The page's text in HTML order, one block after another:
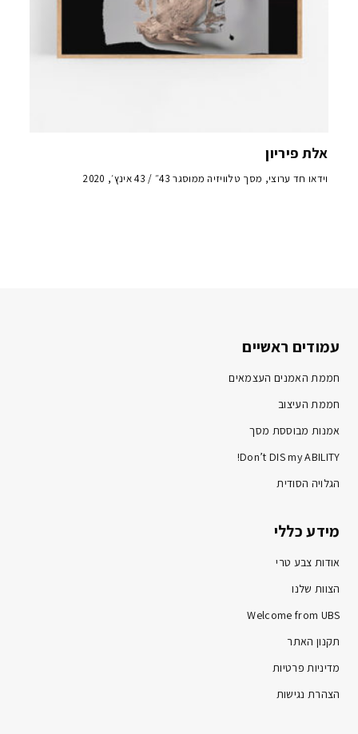
אלת פיריון
וידאו חד ערוצי, מסך טלוויזיה ממוסגר 43״ / 43 אינץ׳, 2020
עמודים ראשיים
חממת האמנים העצמאים
חממת העיצוב
אמנות מבוססת מסך
Don’t DIS my ABILITY!
הגלויה הסודית
מידע כללי
אודות צבע טרי
הצוות שלנו
Welcome from UBS
תקנון האתר
מדיניות פרטיות
הצהרת נגישות